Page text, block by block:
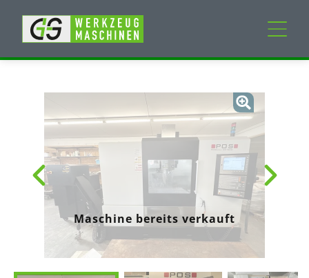
Neumaschinen
Gebrauchtmaschinen
Dienstleistungen
Unternehmen
Mein Konto
Maschine bereits verkauft